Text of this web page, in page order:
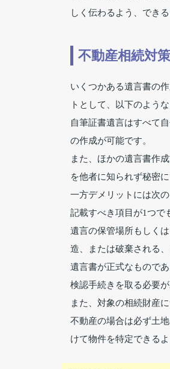
しく伝わるよう、でき
不動産相続対
いくつかある遺言書の
トとして、以下のよう
自筆証書遺言はすべて
の作成が可能です。
また、ほかの遺言書作
を他者に知られず秘密に
一方デメリットには次
記載すべき項目が1つで
遺言の保管場所もしく
造、または破棄される
遺言書が正式なもので
検認手続きを取る必要が
また、対象の相続財産
不動産の場合は必ず土
けて物件を特定できる